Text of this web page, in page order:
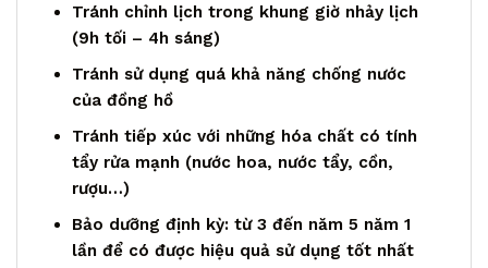
Tránh chỉnh lịch trong khung giờ nhảy lịch
(9h tối – 4h sáng)
Tránh sử dụng quá khả năng chống nước
của đồng hồ
Tránh tiếp xúc với những hóa chất có tính
tẩy rửa mạnh (nước hoa, nước tẩy, cồn,
rượu…)
Bảo dưỡng định kỳ: từ 3 đến năm 5 năm 1
lần để có được hiệu quả sử dụng tốt nhất